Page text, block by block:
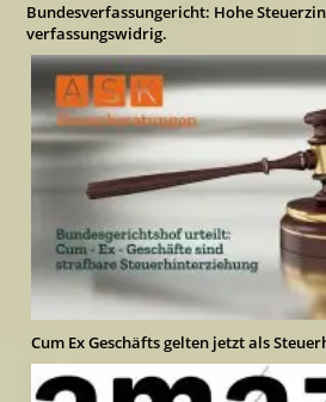
Bundesverfassungericht: Hohe
verfassungswidrig.
Cum Ex Geschäfts gelten jetzt als